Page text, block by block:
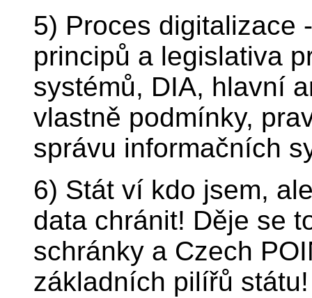
5) Proces digitalizace
principů a legislativa
systémů, DIA, hlavní
vlastně podmínky,
správu informačních
6) Stát ví kdo jsem,
data chránit! Děje se
schránky a Czech
základních pilířů státu!